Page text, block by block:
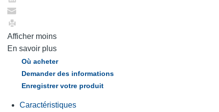
Afficher moins
En savoir plus
Où acheter
Demander des informations
Enregistrer votre produit
Caractéristiques